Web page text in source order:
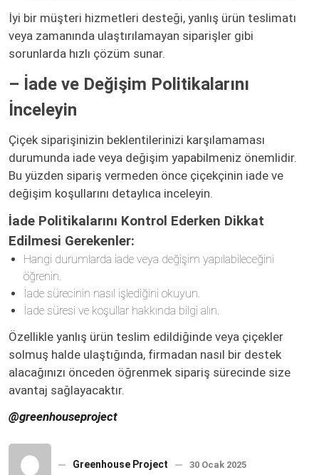
İyi bir müşteri hizmetleri desteği, yanlış ürün teslimatı
veya zamanında ulaştırılamayan siparişler gibi
sorunlarda hızlı çözüm sunar.
– İade ve Değişim Politikalarını
İnceleyin
Çiçek siparişinizin beklentilerinizi karşılamaması
durumunda iade veya değişim yapabilmeniz önemlidir.
Bu yüzden sipariş vermeden önce çiçekçinin iade ve
değişim koşullarını detaylıca inceleyin.
İade Politikalarını Kontrol Ederken Dikkat
Edilmesi Gerekenler:
Hangi durumlarda iade veya değişim yapılabileceğini
öğrenin.
İade sürecinin nasıl işlediğini okuyun.
İade süresi ve koşullar hakkında bilgi alın.
Özellikle yanlış ürün teslim edildiğinde veya çiçekler
solmuş halde ulaştığında, firmadan nasıl bir destek
alacağınızı önceden öğrenmek sipariş sürecinde size
avantaj sağlayacaktır.
@greenhouseproject
Greenhouse Project 30 Ocak 2025